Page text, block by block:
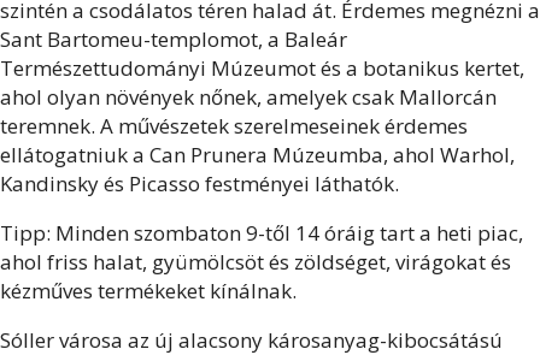
szintén a csodálatos téren halad át. Érdemes megnézni a
Sant Bartomeu-templomot, a Baleár
Természettudományi Múzeumot és a botanikus kertet,
ahol olyan növények nőnek, amelyek csak Mallorcán
teremnek. A művészetek szerelmeseinek érdemes
ellátogatniuk a Can Prunera Múzeumba, ahol Warhol,
Kandinsky és Picasso festményei láthatók.
Tipp: Minden szombaton 9-től 14 óráig tart a heti piac,
ahol friss halat, gyümölcsöt és zöldséget, virágokat és
kézműves termékeket kínálnak.
Sóller városa az új alacsony károsanyag-kibocsátású